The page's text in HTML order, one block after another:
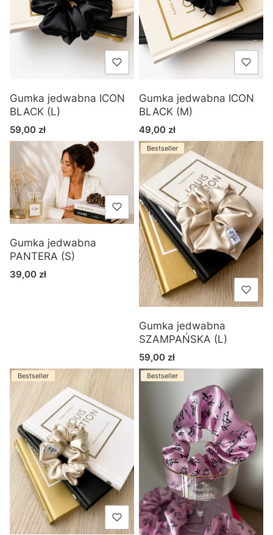
Gumka jedwabna ICON
BLACK (L)
Cena
59,00 zł
Gumka jedwabna ICON
BLACK (M)
Cena
49,00 zł
Gumka jedwabna
PANTERA (S)
Cena
39,00 zł
Bestseller
Gumka jedwabna
SZAMPAŃSKA (L)
Cena
59,00 zł
Bestseller Bestseller